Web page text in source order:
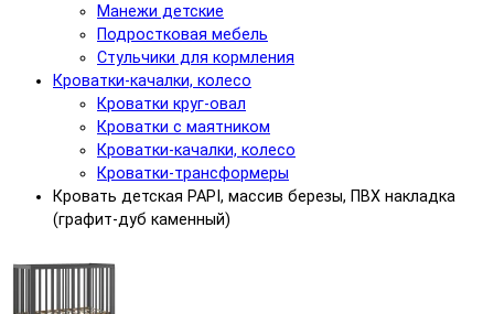
Манежи детские
Подростковая мебель
Стульчики для кормления
Кроватки-качалки, колесо
Кроватки круг-овал
Кроватки с маятником
Кроватки-качалки, колесо
Кроватки-трансформеры
Кровать детская PAPI, массив березы, ПВХ накладка
(графит-дуб каменный)